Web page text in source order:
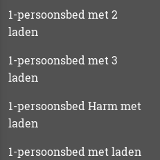
1-persoonsbed met 2
laden
1-persoonsbed met 3
laden
1-persoonsbed Harm met
laden
1-persoonsbed met laden